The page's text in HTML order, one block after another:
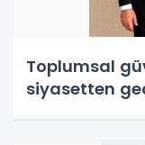
Toplumsal
siyasetten